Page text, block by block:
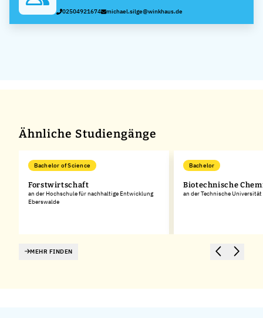
02504921674 michael.silge@winkhaus.de
Ähnliche Studiengänge
Bachelor of Science
Forstwirtschaft
an der Hochschule für nachhaltige Entwicklung
Eberswalde
Bachelor
Biotechnische
an der Technische
MEHR FINDEN